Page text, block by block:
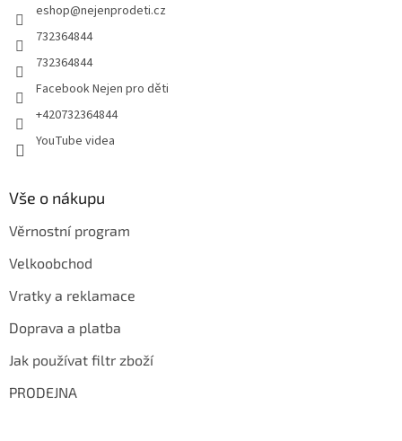
eshop@nejenprodeti.cz
732364844
732364844
Facebook Nejen pro děti
+420732364844
YouTube videa
Vše o nákupu
Věrnostní program
Velkoobchod
Vratky a reklamace
Doprava a platba
Jak používat filtr zboží
PRODEJNA